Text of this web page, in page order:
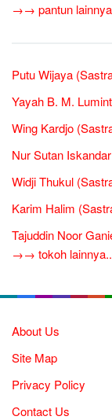
→→ pantun
Putu Wijaya
Yayah B. M.
Wing Kardjo
Nur Sutan
Widji Thukul
Karim Halim
Tajuddin Noor
→→ tokoh
About Us
Site Map
Privacy Policy
Contact Us